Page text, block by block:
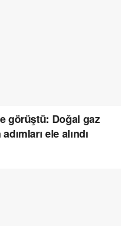
görüştü: Doğal gaz
ele alındı